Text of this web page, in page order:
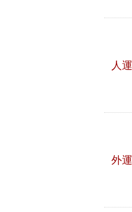
人運
外運